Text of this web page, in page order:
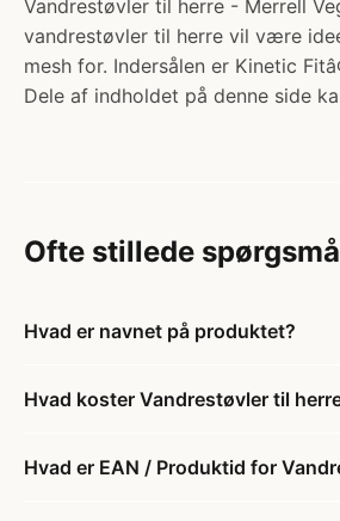
Vandrestøvler til herre - Merrell
vandrestøvler til herre vil være
mesh for. Indersålen er Kinetic
Dele af indholdet på denne side
Ofte stillede
Hvad er navnet på produktet?
Hvad koster Vandrestøvler til
Hvad er EAN / Produktid for